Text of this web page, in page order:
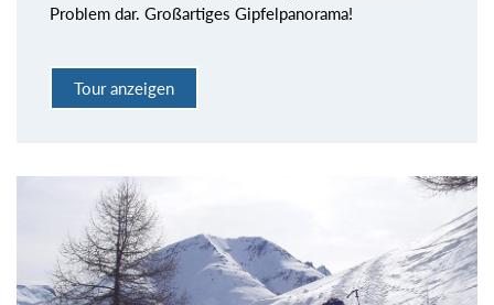
Problem dar. Großartiges Gipfelpanorama!
Tour anzeigen